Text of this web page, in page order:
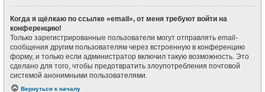
Когда я щёлкаю по ссылке «email», от меня требуют войти на
конференцию!
Только зарегистрированные пользователи могут отправлять email-
сообщения другим пользователям через встроенную в конференцию
форму, и только если администратор включил такую возможность. Это
сделано для того, чтобы предотвратить злоупотребления почтовой
системой анонимными пользователями.
Вернуться к началу